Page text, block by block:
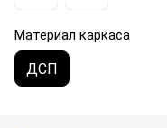
Материал каркаса
ДСП